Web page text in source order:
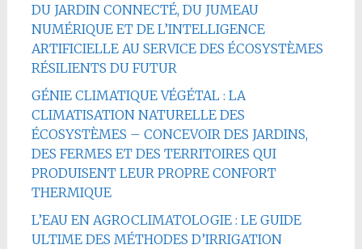
DU JARDIN CONNECTÉ, DU JUMEAU
NUMÉRIQUE ET DE L’INTELLIGENCE
ARTIFICIELLE AU SERVICE DES ÉCOSYSTÈMES
RÉSILIENTS DU FUTUR
GÉNIE CLIMATIQUE VÉGÉTAL : LA
CLIMATISATION NATURELLE DES
ÉCOSYSTÈMES – CONCEVOIR DES JARDINS,
DES FERMES ET DES TERRITOIRES QUI
PRODUISENT LEUR PROPRE CONFORT
THERMIQUE
L’EAU EN AGROCLIMATOLOGIE : LE GUIDE
ULTIME DES MÉTHODES D’IRRIGATION